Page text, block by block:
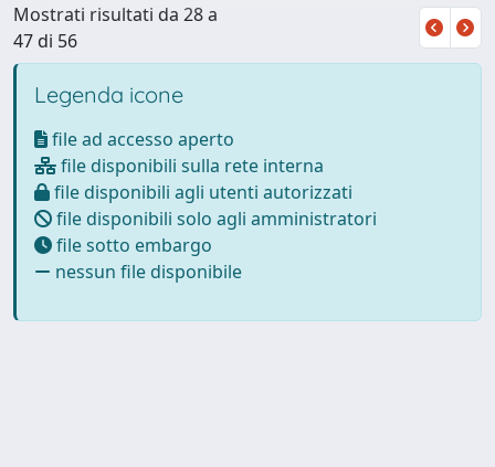
Mostrati risultati da 28 a
47 di 56
Legenda icone
file ad accesso aperto
file disponibili sulla rete interna
file disponibili agli utenti autorizzati
file disponibili solo agli amministratori
file sotto embargo
nessun file disponibile